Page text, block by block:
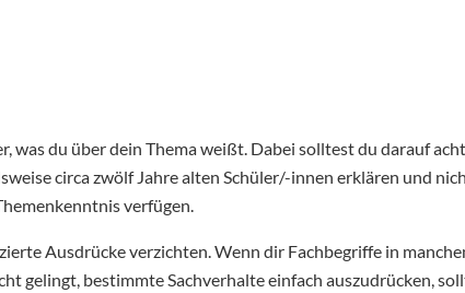
was du über dein Thema weißt. Dabei solltest du darauf
circa zwölf Jahre alten Schüler/-innen erklären und
verfügen.
Ausdrücke verzichten. Wenn dir Fachbegriffe in
gelingt, bestimmte Sachverhalte einfach auszudrücken,